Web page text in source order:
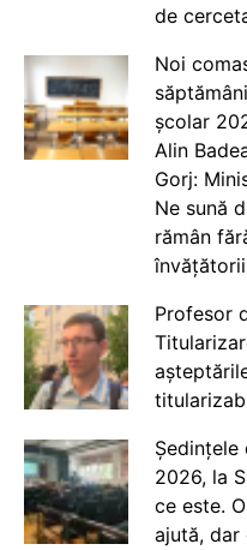
de
Noi
școlar
Alin
Gorj:
Ne sună
rămân
Profesor
2026, la
ce este.
ajută, dar